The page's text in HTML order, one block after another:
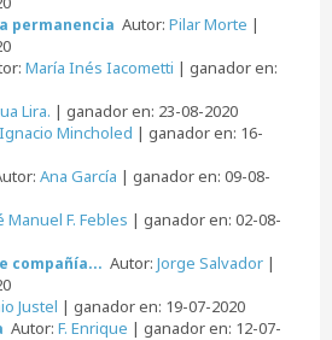
permanencia Autor: Pilar Morte |
María Inés Iacometti | ganador en:
Lira. | ganador en: 23-08-2020
Ignacio Mincholed | ganador en: 16-
Ana García | ganador en: 09-08-
Manuel F. Febles | ganador en: 02-08-
compañía... Autor: Jorge Salvador |
Justel | ganador en: 19-07-2020
Autor: F. Enrique | ganador en: 12-07-